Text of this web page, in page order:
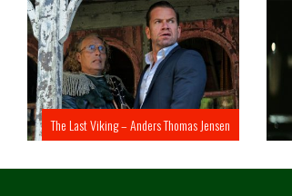
The Last Viking – Anders Thomas Jensen